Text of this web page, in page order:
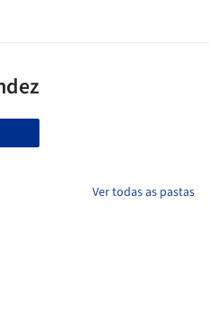
Ver todas as pastas